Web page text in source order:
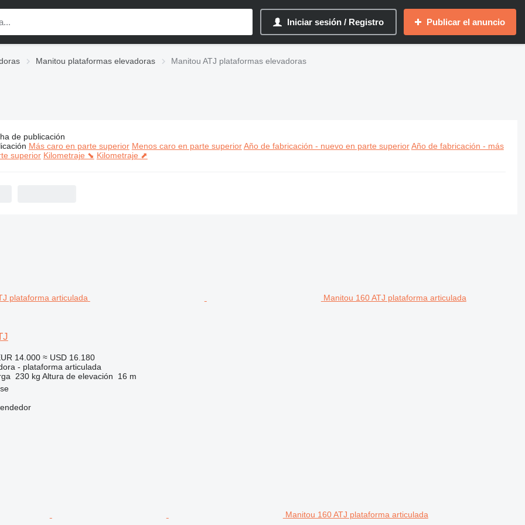
Iniciar sesión / Registro Publicar el anuncio
Manitou plataformas elevadoras Manitou ATJ plataformas elevadoras
Manitou ATJ plataformas elevadoras
de publicación
Más caro en parte superior Menos caro en parte superior Año de fabricación - nuevo en parte superior Año de fabricación - más
superior Kilometraje ⬊ Kilometraje ⬈
Manitou 160 ATJ plataforma articulada
14.000 ≈ USD 16.180
- plataforma articulada
230 kg Altura de elevación
16 m
Manitou 160 ATJ plataforma articulada